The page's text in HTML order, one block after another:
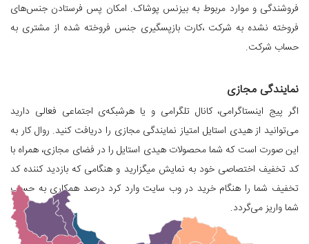
فروشندگی و موارد مربوط به بیزنس پوشاک. امکان پس فرستادن جنس‌های
فروخته نشده به شرکت ،کارت بازپسگیری جنس فروخته شده از مشتری به
حساب شرکت.
نمایندگی مجازی
اگر پیج اینستاگرامی، کانال تلگرامی و یا هرشبکه‌ی اجتماعی فعالی دارید
می‌توانید از هیدی استایل امتیاز نمایندگی مجازی را دریافت کنید. روال کار به
این صورت است که شما محصولات هیدی استایل را در فضای مجازی، همراه با
کد تخفیف اختصاصی خود به نمایش میگزارید و هنگامی که بازدید کننده کد
تخفیف شما را هنگام خرید در وب سایت وارد کرد درصد همکاری به حساب
شما واریز می‌گردد.